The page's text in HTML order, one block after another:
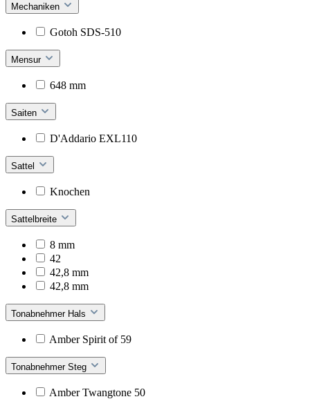
Mechaniken
Gotoh SDS-510
Mensur
648 mm
Saiten
D'Addario EXL110
Sattel
Knochen
Sattelbreite
8 mm
42
42,8 mm
42,8 mm
Tonabnehmer Hals
Amber Spirit of 59
Tonabnehmer Steg
Amber Twangtone 50